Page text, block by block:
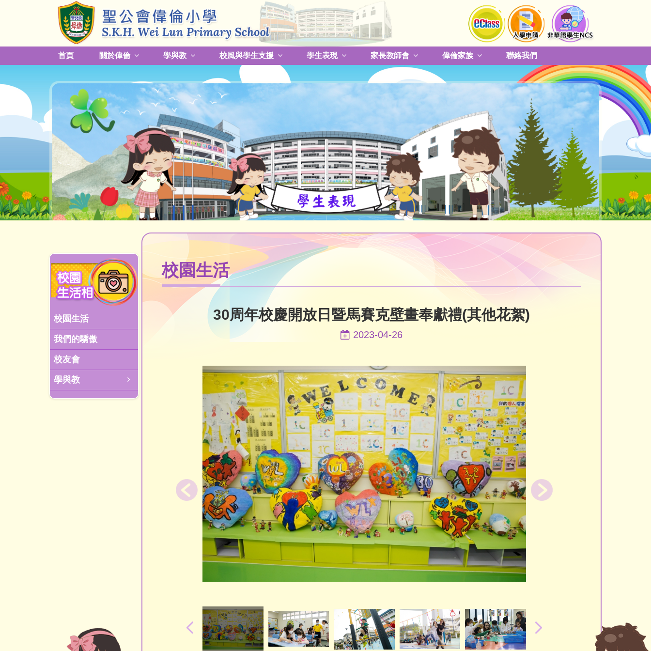
首頁 關於偉倫 學與教 校風與學生支援 學生表現 家長教師會 偉倫家族 聯絡我們
校園生活
我們的驕傲
校友會
學與教
校園生活
30周年校慶開放日暨馬賽克壁畫奉獻禮(其他花絮)
2023-04-26